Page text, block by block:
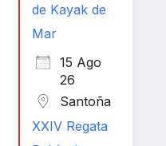
de Kayak de
Mar
15 Ago
26
Santoña
XXIV Regata